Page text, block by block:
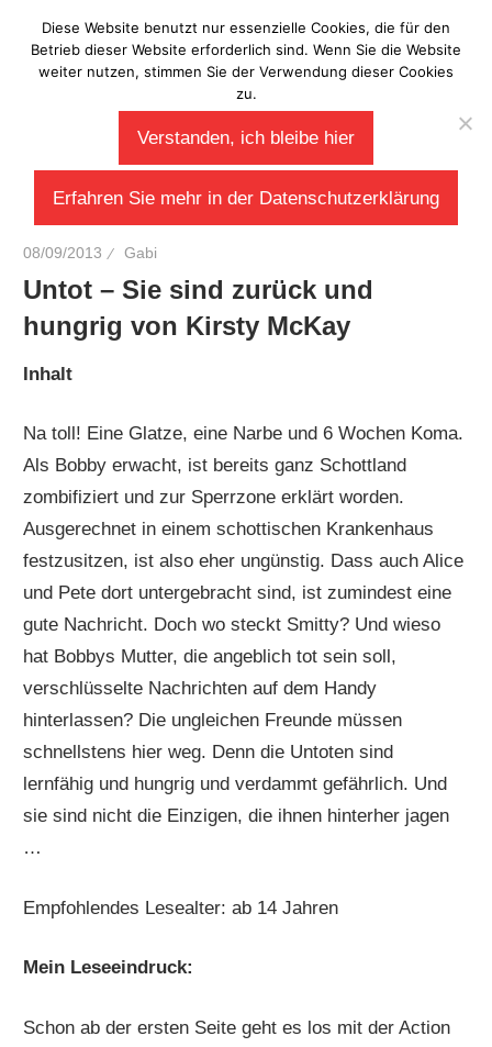
Inhalt
springen
Laberladen
08/09/2013 Gabi
Untot – Sie sind zurück und
hungrig von Kirsty McKay
Inhalt
Na toll! Eine Glatze, eine Narbe und 6 Wochen Koma.
Als Bobby erwacht, ist bereits ganz Schottland
zombifiziert und zur Sperrzone erklärt worden.
Ausgerechnet in einem schottischen Krankenhaus
festzusitzen, ist also eher ungünstig. Dass auch Alice
und Pete dort untergebracht sind, ist zumindest eine
gute Nachricht. Doch wo steckt Smitty? Und wieso
hat Bobbys Mutter, die angeblich tot sein soll,
verschlüsselte Nachrichten auf dem Handy
hinterlassen? Die ungleichen Freunde müssen
schnellstens hier weg. Denn die Untoten sind
lernfähig und hungrig und verdammt gefährlich. Und
sie sind nicht die Einzigen, die ihnen hinterher jagen
…
Empfohlendes Lesealter: ab 14 Jahren
Mein Leseeindruck:
Schon ab der ersten Seite geht es los mit der Action
Diese Website benutzt nur essenzielle Cookies, die für den
Betrieb dieser Website erforderlich sind. Wenn Sie die Website
weiter nutzen, stimmen Sie der Verwendung dieser Cookies
zu.
Verstanden, ich bleibe hier
Erfahren Sie mehr in der Datenschutzerklärung